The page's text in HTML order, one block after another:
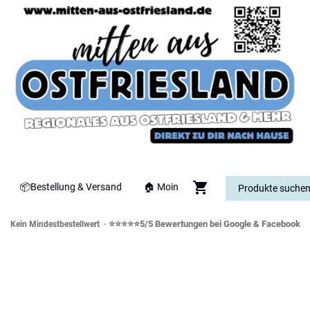
📦Bestellung & Versand 🏠 Moin
Kein Mindestbestellwert · ⭐⭐⭐⭐⭐5/5 Bewertungen bei Google & Facebook